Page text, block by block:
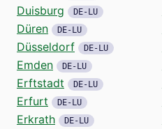
Duisburg DE-LU
Düren DE-LU
Düsseldorf DE-LU
Emden DE-LU
Erftstadt DE-LU
Erfurt DE-LU
Erkrath DE-LU